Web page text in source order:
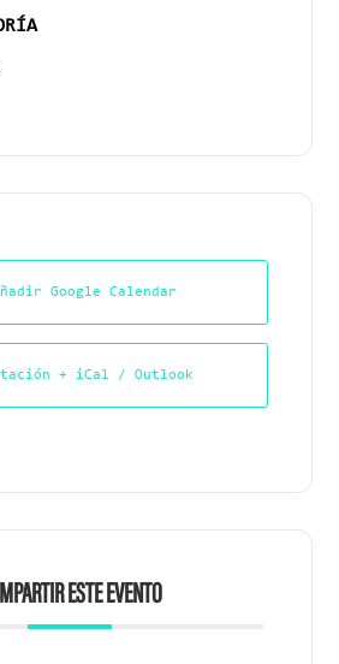
Google Calendar
+ iCal / Outlook
ESTE EVENTO